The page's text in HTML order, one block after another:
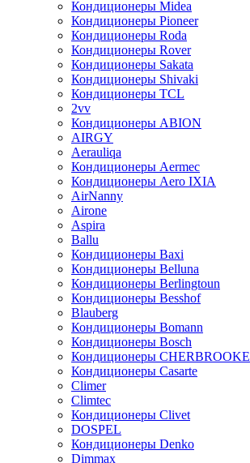
Кондиционеры Midea
Кондиционеры Pioneer
Кондиционеры Roda
Кондиционеры Rover
Кондиционеры Sakata
Кондиционеры Shivaki
Кондиционеры TCL
2vv
Кондиционеры ABION
AIRGY
Aerauliqa
Кондиционеры Aermec
Кондиционеры Aero IXIA
AirNanny
Airone
Aspira
Ballu
Кондиционеры Baxi
Кондиционеры Belluna
Кондиционеры Berlingtoun
Кондиционеры Besshof
Blauberg
Кондиционеры Bomann
Кондиционеры Bosch
Кондиционеры CHERBROOKE
Кондиционеры Casarte
Climer
Climtec
Кондиционеры Clivet
DOSPEL
Кондиционеры Denko
Dimmax